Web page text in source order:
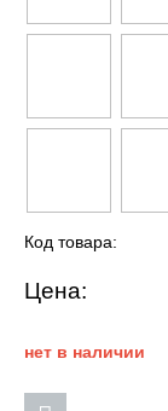
Код товара:
Цена:
нет в наличии